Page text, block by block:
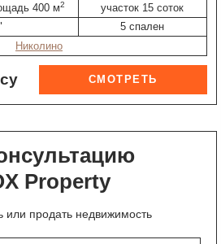
400 м2
участок 15 соток
5 спален
Николино
Property
или продать недвижимость